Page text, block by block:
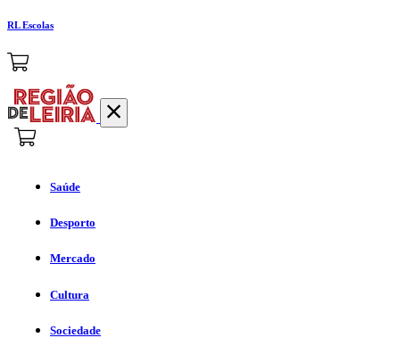
RL Escolas
Saúde
Desporto
Mercado
Cultura
Sociedade